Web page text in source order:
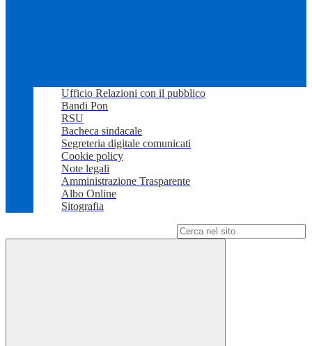
Ufficio Relazioni con il pubblico
Bandi Pon
RSU
Bacheca sindacale
Segreteria digitale comunicati
Cookie policy
Note legali
Amministrazione Trasparente
Albo Online
Sitografia